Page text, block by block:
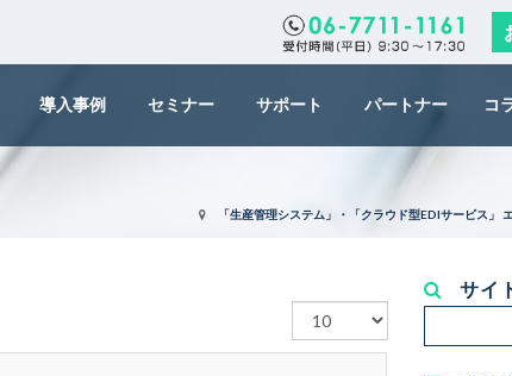
導入事例 セミナー サポート パートナー コ
「生産管理システム」・「クラウド型EDIサービス」
示
数
サイ
索...